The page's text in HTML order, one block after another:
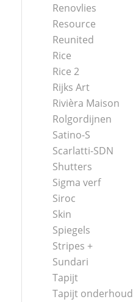
Renovlies
Resource
Reunited
Rice
Rice 2
Rijks Art
Rivièra Maison
Rolgordijnen
Satino-S
Scarlatti-SDN
Shutters
Sigma verf
Siroc
Skin
Spiegels
Stripes +
Sundari
Tapijt
Tapijt onderhoud